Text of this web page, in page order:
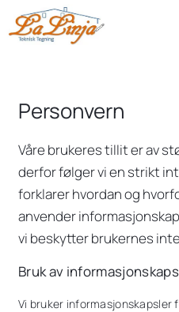
Personvern
Våre brukeres tillit er av
derfor følger vi en strikt
forklarer hvordan og
anvender
vi beskytter brukernes
Bruk av
Vi bruker informasjonskapsler